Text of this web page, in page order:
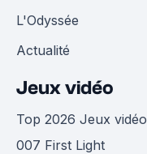
L'Odyssée
Actualité
Jeux vidéo
Top 2026 Jeux vidéo
007 First Light